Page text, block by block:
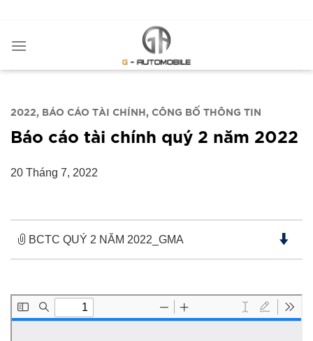
nội
2022 BÁO CÁO TÀI CHÍNH CÔNG BỐ THÔNG TIN
Báo cáo tài chính quý 2 năm 2022
20 Tháng 7, 2022
BCTC QUÝ 2 NĂM 2022_GMA